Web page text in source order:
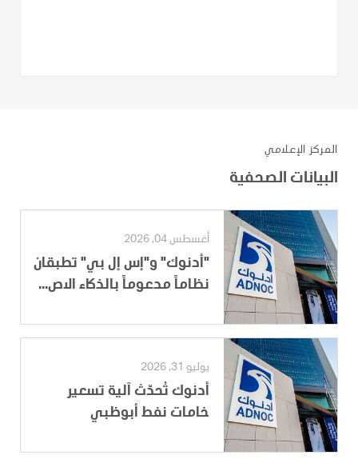
المركز الإعلامي
البيانات الصحفية
أغسطس 04, 2026
"أدنوك" و"إس إل بي" تطبقان
نظاماً مدعوماً بالذكاء الاص...
يوليو 31, 2026
أدنوك تُحدّث آلية تسعير
خامات نفط أبوظبي